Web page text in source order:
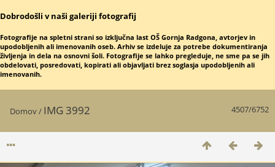
Dobrodošli v naši galeriji fotografij
Fotografije na spletni strani so izključna last OŠ Gornja Radgona, avtorjev in
upodobljenih ali imenovanih oseb. Arhiv se izdeluje za potrebe dokumentiranja
življenja in dela na osnovni šoli. Fotografije se lahko pregleduje, ne sme pa se jih
obdelovati, posredovati, kopirati ali objavljati brez soglasja upodobljenih ali
imenovanih.
4507/6752
Domov/ IMG 3992